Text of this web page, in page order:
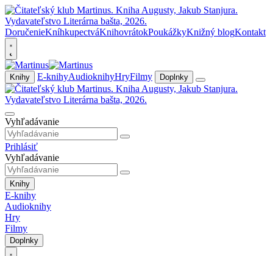
DoručenieKníhkupectváKnihovrátokPoukážkyKnižný blogKontakt
Knihy E-knihyAudioknihyHryFilmy Doplnky
Vyhľadávanie
Prihlásiť
Vyhľadávanie
Knihy
E-knihy
Audioknihy
Hry
Filmy
Doplnky